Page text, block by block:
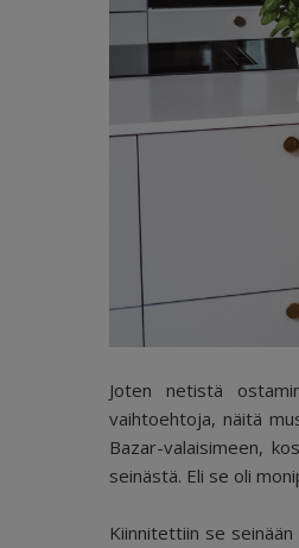
Joten netistä
vaihtoehtoja, näitä
Bazar-valaisimeen,
seinästä. Eli se oli
Kiinnitettiin se